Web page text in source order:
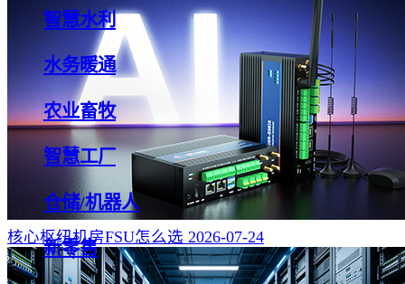
智慧水利
水务暖通
农业畜牧
智慧工厂
仓储/机器人
新零售
核心枢纽机房FSU怎么选 2026-07-24